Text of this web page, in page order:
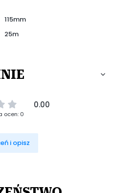
115mm
25m
0.00
ocen: 0
i opisz